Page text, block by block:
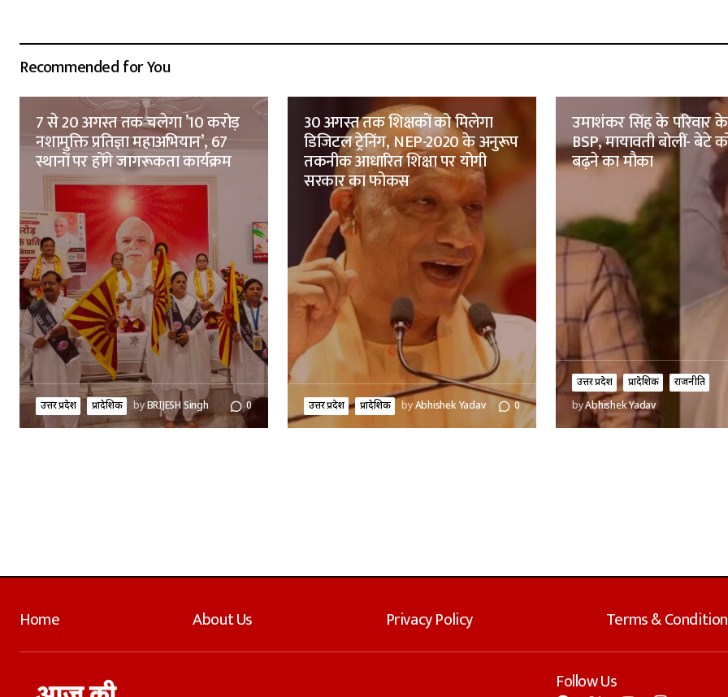
Recommended for You
7 से 20 अगस्त तक चलेगा ’10 करोड़
नशामुक्ति प्रतिज्ञा महाअभियान’, 67
स्थानों पर होंगे जागरूकता कार्यक्रम
उत्तर प्रदेश प्रादेशिक byBRIJESH Singh 0
30 अगस्त तक शिक्षकों को मिलेगा
डिजिटल ट्रेनिंग, NEP-2020 के अनुरूप
तकनीक आधारित शिक्षा पर योगी
सरकार का फोकस
उत्तर प्रदेश प्रादेशिक byAbhishek Yadav 0
उमाशंकर सिंह के परिवार
BSP, मायावती बोलीं-
बढ़ने का मौका
उत्तर प्रदेश प्रादेशिक
राजनीति
byAbhishek Yadav
Home About Us Privacy Policy Terms &
Follow Us